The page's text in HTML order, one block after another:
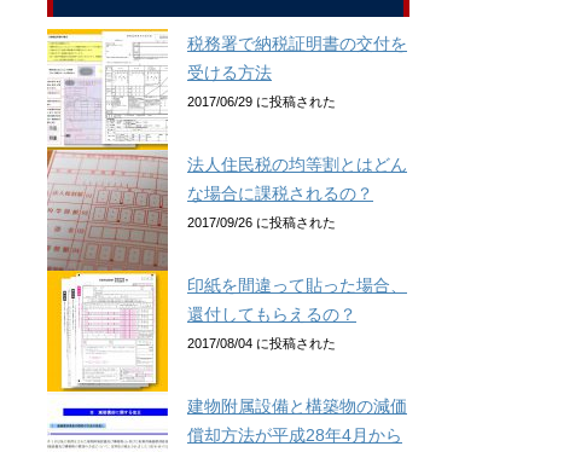
税務署で納税証明書の交付を
受ける方法
2017/06/29 に投稿された
法人住民税の均等割とはどん
な場合に課税されるの？
2017/09/26 に投稿された
印紙を間違って貼った場合、
還付してもらえるの？
2017/08/04 に投稿された
建物附属設備と構築物の減価
償却方法が平成28年4月から